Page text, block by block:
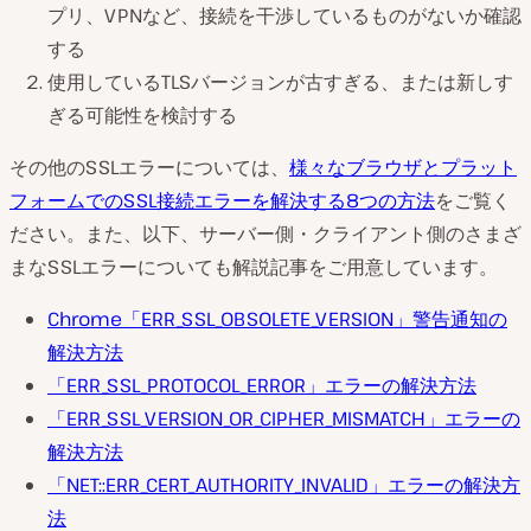
プリ、VPNなど、接続を干渉しているものがないか確認
する
使用しているTLSバージョンが古すぎる、または新しす
ぎる可能性を検討する
その他のSSLエラーについては、 様々なブラウザとプラット
フォームでのSSL接続エラーを解決する8つの方法をご覧く
ださい。また、以下、サーバー側・クライアント側のさまざ
まなSSLエラーについても解説記事をご用意しています。
Chrome「ERR_SSL_OBSOLETE_VERSION」警告通知の
解決方法
「ERR_SSL_PROTOCOL_ERROR」エラーの解決方法
「ERR_SSL_VERSION_OR_CIPHER_MISMATCH」エラーの
解決方法
「NET::ERR_CERT_AUTHORITY_INVALID」エラーの解決方
法